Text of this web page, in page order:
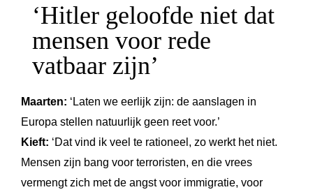
‘Hitler geloofde niet dat
mensen voor rede
vatbaar zijn’
Maarten: ‘Laten we eerlijk zijn: de aanslagen in
Europa stellen natuurlijk geen reet voor.’
Kieft: ‘Dat vind ik veel te rationeel, zo werkt het niet.
Mensen zijn bang voor terroristen, en die vrees
vermengt zich met de angst voor immigratie, voor